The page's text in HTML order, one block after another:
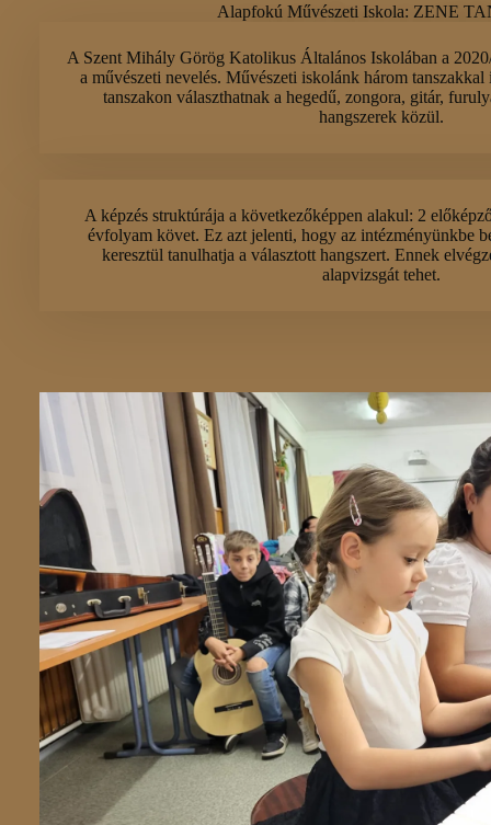
Alapfokú Művészeti Iskola: ZENE
A Szent Mihály Görög Katolikus Általános Iskolában a
a művészeti nevelés. Művészeti iskolánk három
tanszakon választhatnak a hegedű, zongora, gitár,
hangszerek közül.
A képzés struktúrája a következőképpen alakul: 2
évfolyam követ. Ez azt jelenti, hogy az intézményünkbe
keresztül tanulhatja a választott hangszert. Ennek
alapvizsgát tehet.